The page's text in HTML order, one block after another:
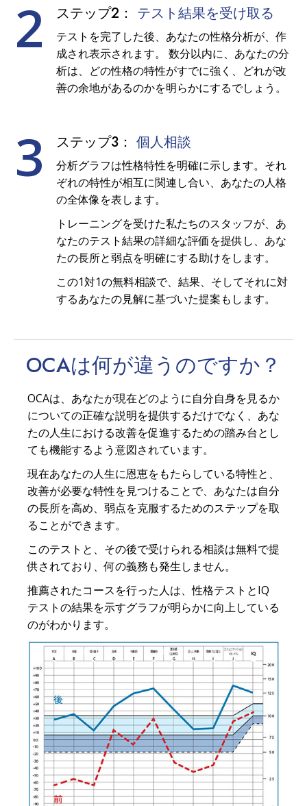
2 ステップ2： テスト結果を受け取る
テストを完了した後、あなたの性格分析が、作
成され表示されます。 数分以内に、あなたの分
析は、どの性格の特性がすでに強く、どれが改
善の余地があるのかを明らかにするでしょう。
3 ステップ3： 個人相談
分析グラフは性格特性を明確に示します。それ
ぞれの特性が相互に関連し合い、あなたの人格
の全体像を表します。
トレーニングを受けた私たちのスタッフが、あ
なたのテスト結果の詳細な評価を提供し、あな
たの長所と弱点を明確にする助けをします。
この1対1の無料相談で、結果、そしてそれに対
するあなたの見解に基づいた提案もします。
OCAは何が違う のですか？
OCAは、あなたが現在どのように自分自身を見るか
についての正確な説明を提供するだけでなく、あな
たの人生における改善を促進するための踏み台とし
ても機能するよう意図されています。
現在あなたの人生に恩恵をもたらしている特性と、
改善が必要な特性を見つけることで、あなたは自分
の長所を高め、弱点を克服するためのステップを取
ることができます。
このテストと、その後で受けられる相談は無料で提
供されており、何の義務も発生しません。
推薦されたコースを行った人は、性格テストとIQ
テストの結果を示すグラフが明らかに向上している
のがわかります。